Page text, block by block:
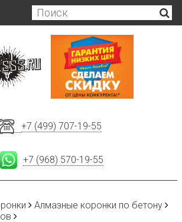
+7 (499) 707-19-55
+7 (968) 570-19-55
Алмазные коронки по бетону